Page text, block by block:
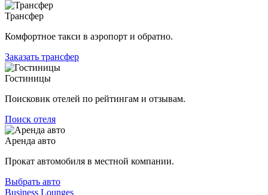
Трансфер
Комфортное такси в аэропорт и обратно.
Заказать трансфер
Гостиницы
Поисковик отелей по рейтингам и отзывам.
Поиск отеля
Аренда авто
Прокат автомобиля в местной компании.
Выбрать авто
Business Lounges